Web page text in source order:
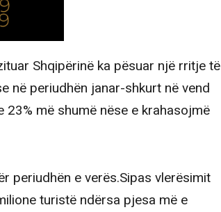
Shqipërinë ka pësuar një rritje të
në periudhën janar-shkurt në vend
më shumë nëse e krahasojmë
periudhën e verës.Sipas vlerësimit
turistë ndërsa pjesa më e